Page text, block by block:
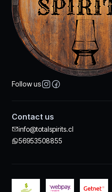
Follow us
Contact us
info@totalspirits.cl
56953508855